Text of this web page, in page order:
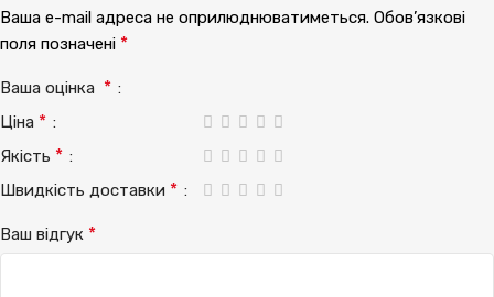
Ваша e-mail адреса не оприлюднюватиметься. Обов’язкові
поля позначені *
Ваша оцінка *
Ціна *
Якість *
Швидкість доставки *
Ваш відгук *